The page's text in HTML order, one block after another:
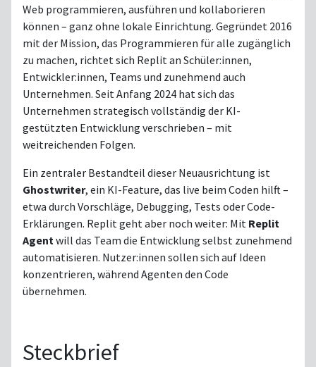
Web programmieren, ausführen und kollaborieren
können – ganz ohne lokale Einrichtung. Gegründet 2016
mit der Mission, das Programmieren für alle zugänglich
zu machen, richtet sich Replit an Schüler:innen,
Entwickler:innen, Teams und zunehmend auch
Unternehmen. Seit Anfang 2024 hat sich das
Unternehmen strategisch vollständig der KI-
gestützten Entwicklung verschrieben – mit
weitreichenden Folgen.
Ein zentraler Bestandteil dieser Neuausrichtung ist
Ghostwriter, ein KI-Feature, das live beim Coden hilft –
etwa durch Vorschläge, Debugging, Tests oder Code-
Erklärungen. Replit geht aber noch weiter: Mit Replit
Agentwill das Team die Entwicklung selbst zunehmend
automatisieren. Nutzer:innen sollen sich auf Ideen
konzentrieren, während Agenten den Code
übernehmen.
Steckbrief